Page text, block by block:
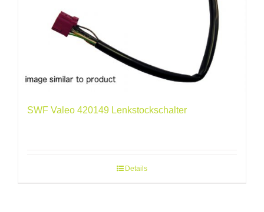
SWF Valeo 420149 Lenkstockschalter
Details